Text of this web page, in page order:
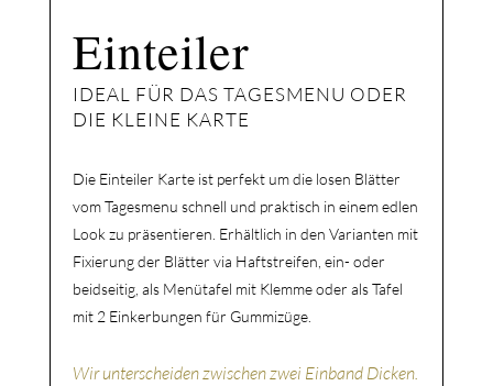
Einteiler
IDEAL FÜR DAS TAGESMENU ODER
DIE KLEINE KARTE
Die Einteiler Karte ist perfekt um die losen Blätter
vom Tagesmenu schnell und praktisch in einem edlen
Look zu präsentieren. Erhältlich in den Varianten mit
Fixierung der Blätter via Haftstreifen, ein- oder
beidseitig, als Menütafel mit Klemme oder alsTafel
mit 2 Einkerbungen für Gummizüge.
Wir unterscheiden zwischen zwei Einband Dicken.